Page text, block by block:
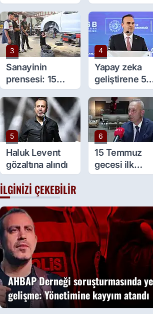
eşine sürpriz
görev
maymun,
yaraladı
3
Sanayinin
prensesi: 15
yaşında 5 çırağı
var
4
Yapay zeka
geliştirene 5
milyon lira
desteği
5
Haluk Levent
gözaltına alındı
6
15 Temmuz
gecesi ilk
gözaltı
Ömer Faruk
Aydıner o
anlattı
İLGINIZI ÇEKEBILIR
AHBAP Derneği soruşturmasında
gelişme: Yönetimine kayyım atandı